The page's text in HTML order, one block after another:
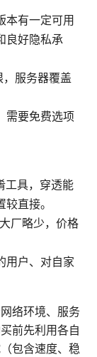
本有一定可用
良好隐私承
服务器覆盖
需要免费选项
工具，穿透能
直接。
厂略少，价格
用户、对自家
络环境、服务
前先利用各自
包含速度、稳